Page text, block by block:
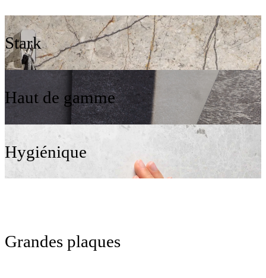
Stark
Haut de gamme
Hygiénique
Grandes plaques